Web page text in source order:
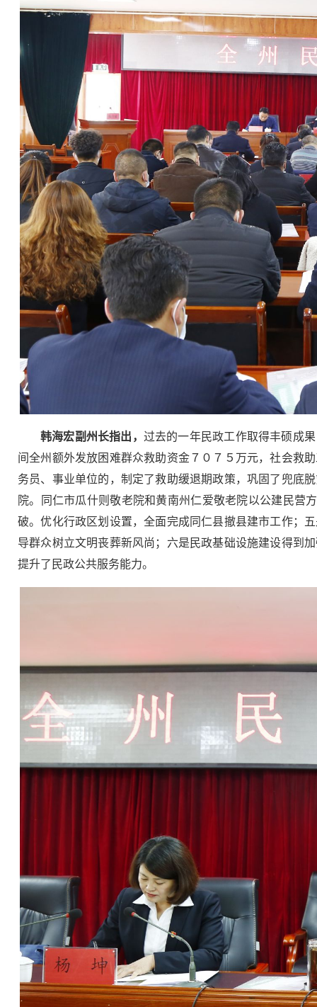
韩海宏副州长指出， 过去的一年民政工作取得丰硕成
间全州额外发放困难群众救助资金７０７５万元，社会救
务员、事业单位的，制定了救助缓退期政策，巩固了兜底
院。同仁市瓜什则敬老院和黄南州仁爱敬老院以公建民营
破。优化行政区划设置，全面完成同仁县撤县建市工作；
导群众树立文明丧葬新风尚；六是民政基础设施建设得到
提升了民政公共服务能力。